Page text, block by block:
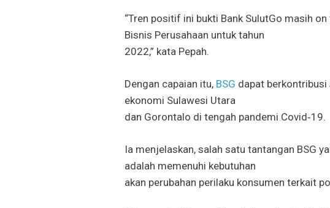
“Tren positif ini bukti Bank SulutGo masih
Bisnis Perusahaan untuk tahun
2022,” kata Pepah.
Dengan capaian itu, BSG dapat
ekonomi Sulawesi Utara
dan Gorontalo di tengah pandemi Covid‐19.
Ia menjelaskan, salah satu tantangan BSG
adalah memenuhi kebutuhan
akan perubahan perilaku konsumen terkait